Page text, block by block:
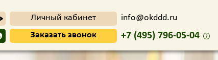
Личный кабинет
info@okddd.ru
Заказать звонок
+7 (495) 796-05-04